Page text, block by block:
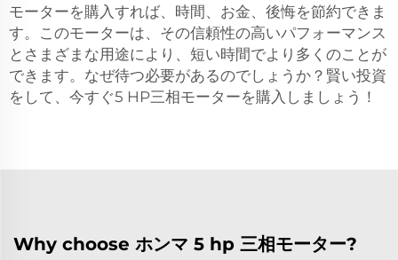
モーターを購入すれば、時間、お金、後悔を節約できま
す。このモーターは、その信頼性の高いパフォーマンス
とさまざまな用途により、短い時間でより多くのことが
できます。なぜ待つ必要があるのでしょうか？賢い投資
をして、今すぐ5 HP三相モーターを購入しましょう！
Why choose ホンマ 5 hp 三相モーター?